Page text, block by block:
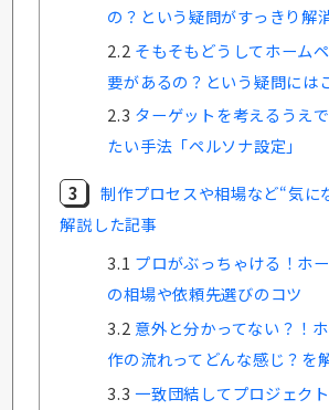
の？という疑問がすっきり解
2.2 そもそもどうしてホーム
要があるの？という疑問には
2.3 ターゲットを考えるうえ
たい手法「ペルソナ設定」
3
制作プロセスや相場など“気に
解説した記事
3.1 プロがぶっちゃける！ホ
の相場や依頼先選びのコツ
3.2 意外と分かってない？！
作の流れってどんな感じ？を
3.3 一致団結してプロジェク